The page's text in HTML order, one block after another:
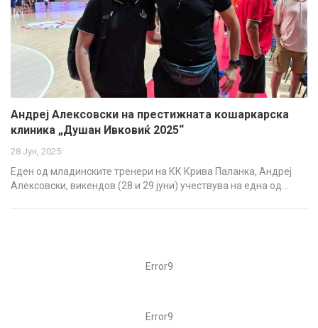
Андреј Алексовски на престижната кошаркарска
клиника „Душан Ивковиќ 2025“
28 Јун, 2025
Еден од младинските тренери на КК Крива Паланка, Андреј
Алексовски, викендов (28 и 29 јуни) учествува на една од…
Error9
Error9